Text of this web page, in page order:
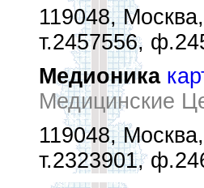
119048,
т.2457556,
Медионика
Медицинские
119048,
т.2323901,